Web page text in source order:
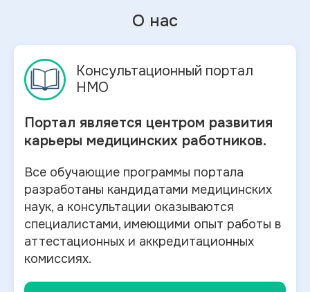
О нас
Консультационный портал
НМО
Портал является центром развития
карьеры медицинских работников.
Все обучающие программы портала
разработаны кандидатами медицинских
наук, а консультации оказываются
специалистами, имеющими опыт работы в
аттестационных и аккредитационных
комиссиях.